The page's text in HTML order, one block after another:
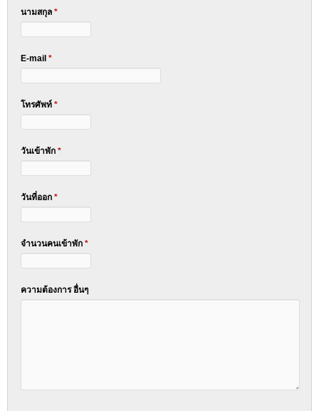
นามสกุล *
E-mail *
โทรศัพท์ *
วันเข้าพัก *
วันที่ออก *
จำนวนคนเข้าพัก *
ความต้องการ อื่นๆ